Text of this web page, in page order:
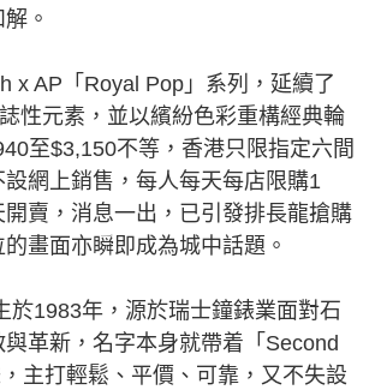
。
AP「Royal Pop」系列，延續了
性元素，並以繽紛色彩重構經典輪
至$3,150不等，香港只限指定六間
設網上銷售，每人每天每店限購1
賣，消息一出，已引發排長龍搶購
畫面亦瞬即成為城中話題。
1983年，源於瑞士鐘錶業面對石
革新，名字本身就帶着「Second
主打輕鬆、平價、可靠，又不失設